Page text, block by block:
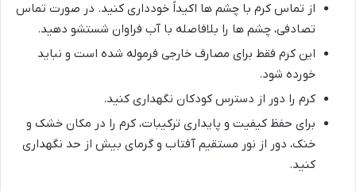
از تماس کرم با چشم ها اکیداً خودداری کنید. در صورت تماس
تصادفی، چشم ها را بلافاصله با آب فراوان شستشو دهید.
این کرم فقط برای مصارف خارجی فرموله شده است و نباید
خورده شود.
کرم را دور از دسترس کودکان نگهداری کنید.
برای حفظ کیفیت و پایداری ترکیبات، کرم را در مکان خشک و
خنک، دور از نور مستقیم آفتاب و گرمای بیش از حد نگهداری
کنید.